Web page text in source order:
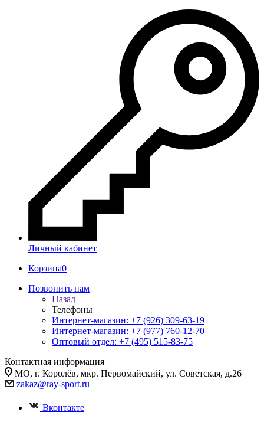
Личный кабинет
Корзина0
Позвонить нам
Назад
Телефоны
Интернет-магазин: +7 (926) 309-63-19
Интернет-магазин: +7 (977) 760-12-70
Оптовый отдел: +7 (495) 515-83-75
Контактная информация
МО, г. Королёв, мкр. Первомайский, ул. Советская, д.26
zakaz@ray-sport.ru
Вконтакте